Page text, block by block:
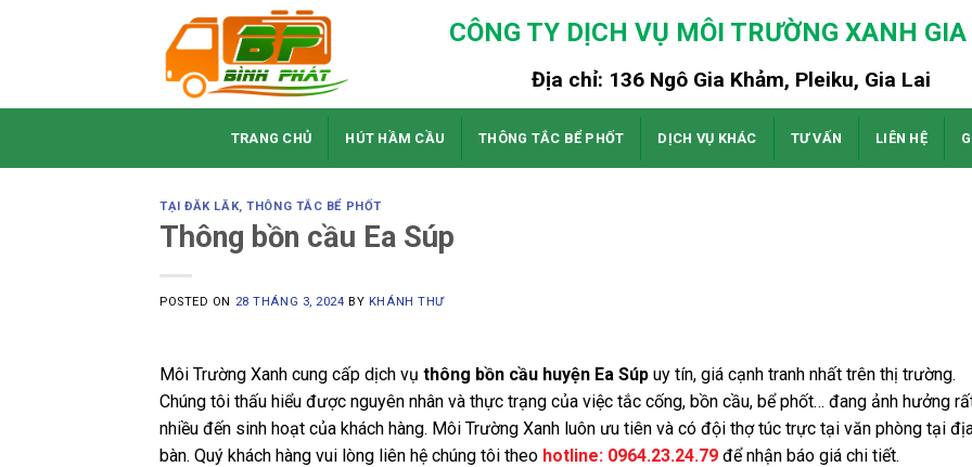
CÔNG TY DỊCH VỤ MÔI TRƯỜNG XANH
Địa chỉ: 136 Ngô Gia Khảm, Pleiku, Gia Lai
TRANG CHỦ HÚT HẦM CẦU THÔNG TẮC BỂ PHỐT DỊCH VỤ KHÁC TƯ VẤN LIÊN HỆ
TẠI ĐĂK LĂK,THÔNG TẮC BỂ PHỐT
Thông bồn cầu Ea Súp
POSTED ON 28 THÁNG 3, 2024 BY KHÁNH THƯ
Môi Trường Xanh cung cấp dịch vụ thông bồn cầu huyện Ea Súp uy tín, giá cạnh tranh nhất trên thị trường.
Chúng tôi thấu hiểu được nguyên nhân và thực trạng của việc tắc cống, bồn cầu, bể phốt… đang ảnh hưởng
nhiều đến sinh hoạt của khách hàng. Môi Trường Xanh luôn ưu tiên và có đội thợ túc trực tại văn phòng tại
bàn. Quý khách hàng vui lòng liên hệ chúng tôi theo hotline: 0964.23.24.79 để nhận báo giá chi tiết.